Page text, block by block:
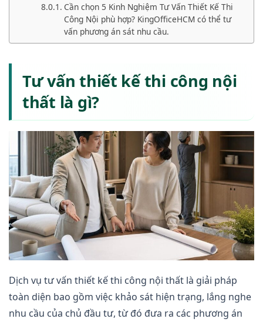
Cần chọn 5 Kinh Nghiệm Tư Vấn Thiết Kế Thi
Công Nội phù hợp? KingOfficeHCM có thể tư
vấn phương án sát nhu cầu.
Tư vấn thiết kế thi công nội
thất là gì?
Dịch vụ tư vấn thiết kế thi công nội thất là giải pháp
toàn diện bao gồm việc khảo sát hiện trạng, lắng nghe
nhu cầu của chủ đầu tư, từ đó đưa ra các phương án